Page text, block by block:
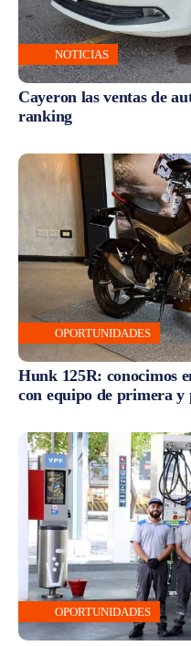
NOTICIAS
Cayeron las ventas de
ranking
OPORTUNIDADES
Hunk 125R: conocimos
con equipo de primera
OPORTUNIDADES